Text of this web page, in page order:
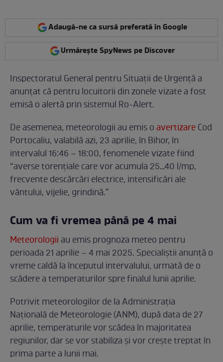
Adaugă-ne ca sursă preferată în Google
Urmărește SpyNews pe Discover
Inspectoratul General pentru Situații de Urgență a
anunțat că pentru locuitorii din zonele vizate a fost
emisă o alertă prin sistemul Ro-Alert.
De asemenea, meteorologii au emis oavertizareCod
Portocaliu, valabilă azi, 23 aprilie, în Bihor, în
intervalul 16:46 – 18:00, fenomenele vizate fiind
“averse torențiale care vor acumula 25…40 l/mp,
frecvente descărcări electrice, intensificări ale
vântului, vijelie, grindină.”
Cum va fi vremea până pe 4 mai
Meteorologiiau emis prognoza meteo pentru
perioada 21 aprilie – 4 mai 2025. Specialiștii anunță o
vreme caldă la începutul intervalului, urmată de o
scădere a temperaturilor spre finalul lunii aprilie.
Potrivit meteorologilor de la Administrația
Națională de Meteorologie (ANM), după data de 27
aprilie, temperaturile vor scădea în majoritatea
regiunilor, dar se vor stabiliza și vor crește treptat în
prima parte a lunii mai.